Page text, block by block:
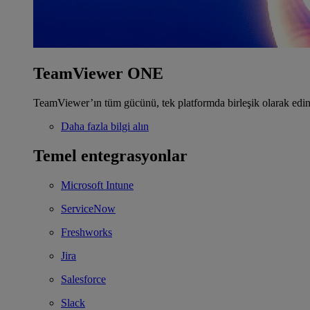
TeamViewer ONE
TeamViewer’ın tüm gücünü, tek platformda birleşik olarak
Daha fazla bilgi alın
Temel entegrasyonlar
Microsoft Intune
ServiceNow
Freshworks
Jira
Salesforce
Slack